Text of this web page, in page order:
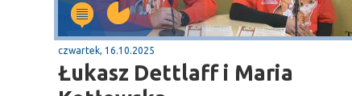
czwartek, 16.10.2025
Łukasz Dettlaff i Maria